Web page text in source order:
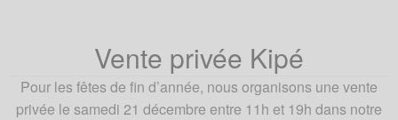
Vente privée Kipé
Pour les fêtes de fin d’année, nous organisons une vente
privée le samedi 21 décembre entre 11h et 19h dans notre